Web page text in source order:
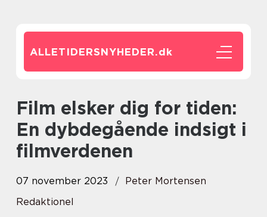
ALLETIDERSNYHEDER.dk
Film elsker dig for tiden:
En dybdegående indsigt i
filmverdenen
07 november 2023
Peter Mortensen
Redaktionel